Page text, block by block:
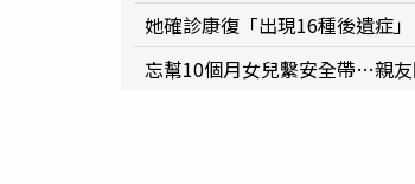
她確診康復「出現16種後遺
忘幫10個月女兒繫安全帶…親